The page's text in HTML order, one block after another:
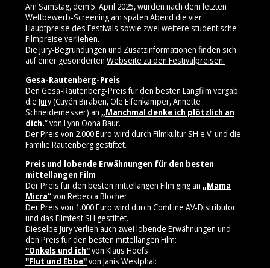
Am Samstag, dem 5. April 2025, wurden nach dem letzten
Wettbewerb-Screening am späten Abend die vier
Hauptpreise des Festivals sowie zwei weitere studentische
Filmpreise verliehen.
Die Jury-Begründungen und Zusatzinformationen finden sich
auf einer gesonderten Webseite zu den Festivalpreisen.
Gesa-Rautenberg-Preis
Den Gesa-Rautenberg-Preis für den besten Langfilm vergab
die Jury(Cuyén Biraben, Ole Elfenkämper, Annette
Schneidemesser) an „Manchmal denke ich plötzlich an
dich.“von Lynn Oona Baur.
Der Preis von 2.000 Euro wird durch Filmkultur SH e.V. und die
Familie Rautenberg gestiftet.
Preis und lobende Erwähnungen für den besten
mittellangen Film
Der Preis für den besten mittellangen Film ging an „Mama
Micra“von Rebecca Blöcher.
Der Preis von 1.000 Euro wird durch ComLine AV-Distributor
und das Filmfest SH gestiftet.
Dieselbe Jury verlieh auch zwei lobende Erwähnungen und
den Preis für den besten mittellangen Film:
"Onkels und ich"von Klaus Hoefs
"Flut und Ebbe"von Janis Westphal: